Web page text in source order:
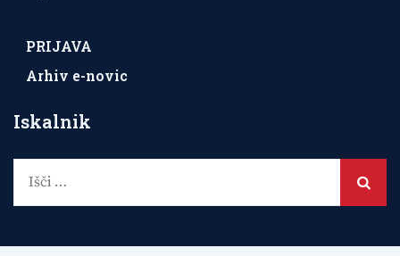
PRIJAVA
Arhiv e-novic
Iskalnik